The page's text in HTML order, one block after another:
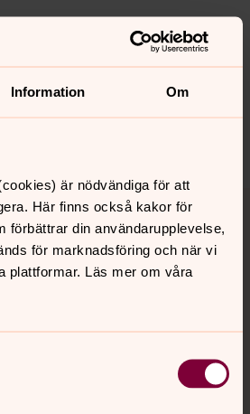
Information Om
är nödvändiga för att
Här finns också kakor för
förbättrar din användarupplevelse,
för marknadsföring och när vi
plattformar. Läs mer om våra
frågor på sidans